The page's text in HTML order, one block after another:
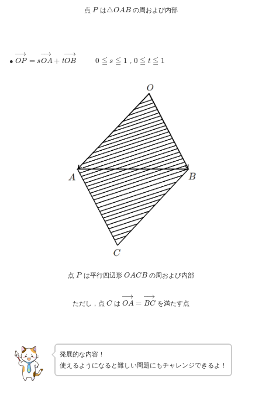
点 P は △ O A Bの周および内部
● OP→ sOA +tOB
，
0 s ，0 t≦ 1
点 P は平行四辺形O A CB の周および内部
ただし，点 Cは OA→ =BC →
を満たす点
発展的な内容！
使えるようになると難しい問題にもチャレンジできるよ！